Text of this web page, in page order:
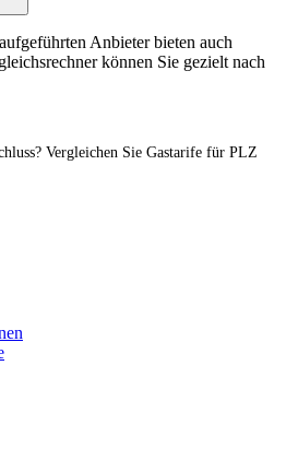
Anbieter bieten auch
können Sie gezielt nach
Vergleichen Sie Gastarife für PLZ